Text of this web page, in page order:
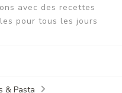
avec des recettes
pour tous les jours
& Pasta